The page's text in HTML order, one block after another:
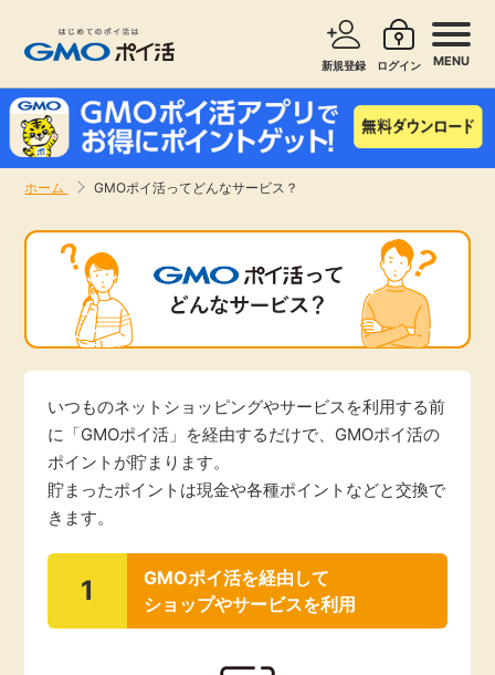
新規登録 ログイン MENU
ホーム GMOポイ活ってどんなサービス？
新着
高還元
無料
即日還元
サービスで探す ショッピングで探す
旅行・レンタカー
無料サービス
エンタメ
クレジットカード
暮らし
引っ越し
買取・査定
いつものネットショッピングやサービスを利用する前
に「GMOポイ活」を経由するだけで、GMOポイ活の
ポイントが貯まります。
貯まったポイントは現金や各種ポイントなどと交換で
きます。
1
GMOポイ活を経由して
ショップやサービスを利用